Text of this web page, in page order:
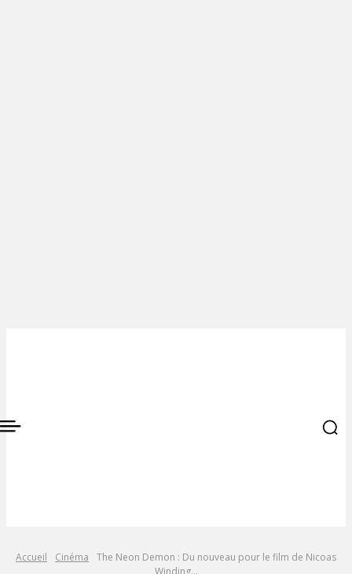
Accueil Cinéma
The Neon Demon : Du nouveau pour le film de Nicoas
Winding...